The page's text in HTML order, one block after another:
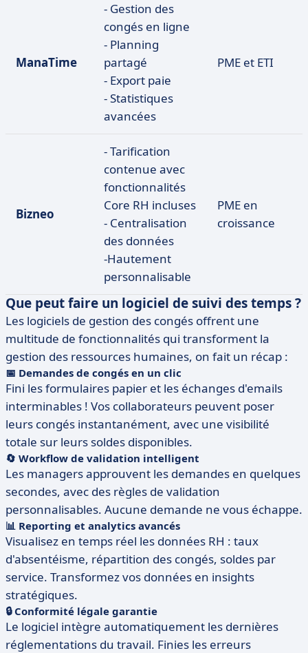
ManaTime
- Gestion des
congés en ligne
- Planning
partagé
- Export paie
- Statistiques
avancées
PME et ETI
Bizneo
- Tarification
contenue avec
fonctionnalités
Core RH incluses
- Centralisation
des données
-Hautement
personnalisable
PME en
croissance
Que peut faire un logiciel de suivi des temps ?
Les logiciels de gestion des congés offrent une
multitude de fonctionnalités qui transforment la
gestion des ressources humaines, on fait un récap :
📅 Demandes de congés en un clic
Fini les formulaires papier et les échanges d'emails
interminables ! Vos collaborateurs peuvent poser
leurs congés instantanément, avec une visibilité
totale sur leurs soldes disponibles.
🔄 Workflow de validation intelligent
Les managers approuvent les demandes en quelques
secondes, avec des règles de validation
personnalisables. Aucune demande ne vous échappe.
📊 Reporting et analytics avancés
Visualisez en temps réel les données RH : taux
d'absentéisme, répartition des congés, soldes par
service. Transformez vos données en insights
stratégiques.
🔒 Conformité légale garantie
Le logiciel intègre automatiquement les dernières
réglementations du travail. Finies les erreurs